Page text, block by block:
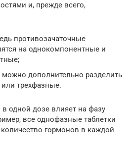
и, прежде всего,
противозачаточные
на однокомпонентные и
можно дополнительно разделить
или трехфазные.
одной дозе влияет на фазу
все однофазные таблетки
гормонов в каждой